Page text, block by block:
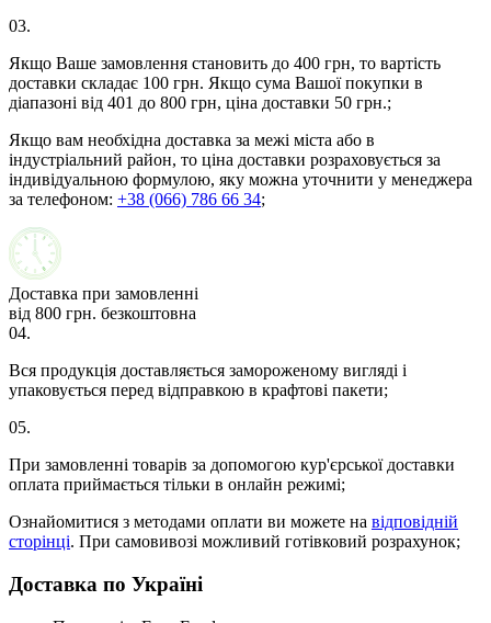
03.
Якщо Ваше замовлення становить до 400 грн, то вартість
доставки складає 100 грн. Якщо сума Вашої покупки в
діапазоні від 401 до 800 грн, ціна доставки 50 грн.;
Якщо вам необхідна доставка за межі міста або в
індустріальний район, то ціна доставки розраховується за
індивідуальною формулою, яку можна уточнити у менеджера
за телефоном: +38 (066) 786 66 34;
Доставка при замовленні
від 800 грн. безкоштовна
04.
Вся продукція доставляється замороженому вигляді і
упаковується перед відправкою в крафтові пакети;
05.
При замовленні товарів за допомогою кур'єрської доставки
оплата приймається тільки в онлайн режимі;
Ознайомитися з методами оплати ви можете на відповідній
сторінці. При самовивозі можливий готівковий розрахунок;
Доставка по Україні